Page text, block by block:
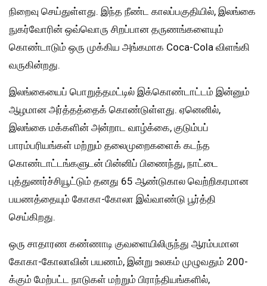
நிறைவு செய்துள்ளது. இந்த நீண்ட காலப்பகுதியில், இலங்கை
நுகர்வோரின் ஒவ்வொரு சிறப்பான தருணங்களையும்
கொண்டாடும் ஒரு முக்கிய அங்கமாக Coca-Cola விளங்கி
வருகின்றது.
இலங்கையைப் பொறுத்தமட்டில் இக்கொண்டாட்டம் இன்னும்
ஆழமான அர்த்தத்தைக் கொண்டுள்ளது. ஏனெனில்,
இலங்கை மக்களின் அன்றாட வாழ்க்கை, குடும்பப்
பாரம்பரியங்கள் மற்றும் தலைமுறைகளைக் கடந்த
கொண்டாட்டங்களுடன் பின்னிப் பிணைந்து, நாட்டை
புத்துணர்ச்சியூட்டும் தனது 65 ஆண்டுகால வெற்றிகரமான
பயணத்தையும் கோகா-கோலா இவ்வாண்டு பூர்த்தி
செய்கிறது.
ஒரு சாதாரண கண்ணாடி குவளையிலிருந்து ஆரம்பமான
கோகா-கோலாவின் பயணம், இன்று உலகம் முழுவதும் 200-
க்கும் மேற்பட்ட நாடுகள் மற்றும் பிராந்தியங்களில்,